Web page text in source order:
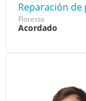
Reparación
Floresta
Acordado